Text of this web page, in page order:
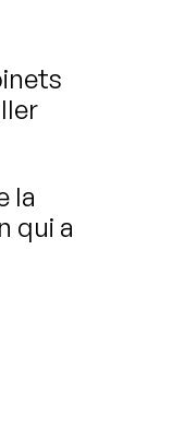
la
qui a